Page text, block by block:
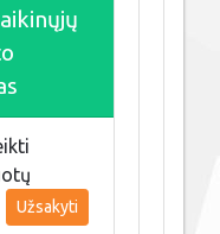
Užsakyti